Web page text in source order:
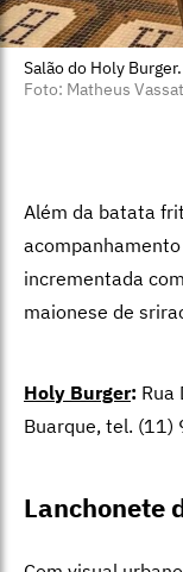
Salão do Holy Burger.
Foto: Matheus
Além da batata
incrementada
maionese de
Holy Burger: Rua
Buarque, tel.
Lanchonete